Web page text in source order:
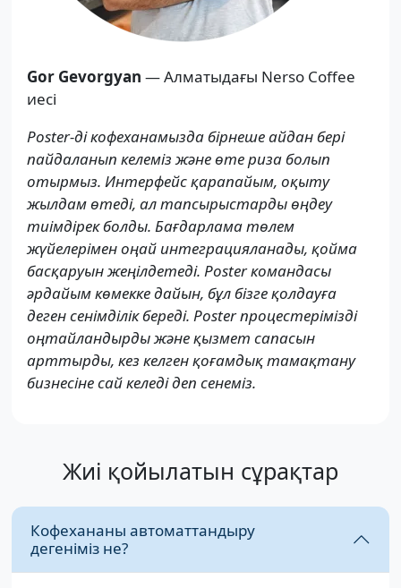
Gor Gevorgyan — Алматыдағы Nerso Coffee
иесі
Poster-ді кофеханамызда бірнеше айдан бері
пайдаланып келеміз және өте риза болып
отырмыз. Интерфейс қарапайым, оқыту
жылдам өтеді, ал тапсырыстарды өңдеу
тиімдірек болды. Бағдарлама төлем
жүйелерімен оңай интеграцияланады, қойма
басқаруын жеңілдетеді. Poster командасы
әрдайым көмекке дайын, бұл бізге қолдауға
деген сенімділік береді. Poster процестерімізді
оңтайландырды және қызмет сапасын
арттырды, кез келген қоғамдық тамақтану
бизнесіне сай келеді деп сенеміз.
Жиі қойылатын сұрақтар
Кофехананы автоматтандыру
дегеніміз не?